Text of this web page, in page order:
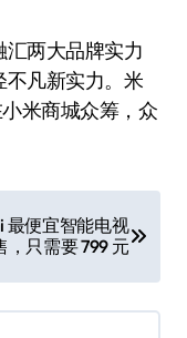
两大品牌实力
不凡新实力。米
米商城众筹，众
最便宜智能电视
，只需要 799 元